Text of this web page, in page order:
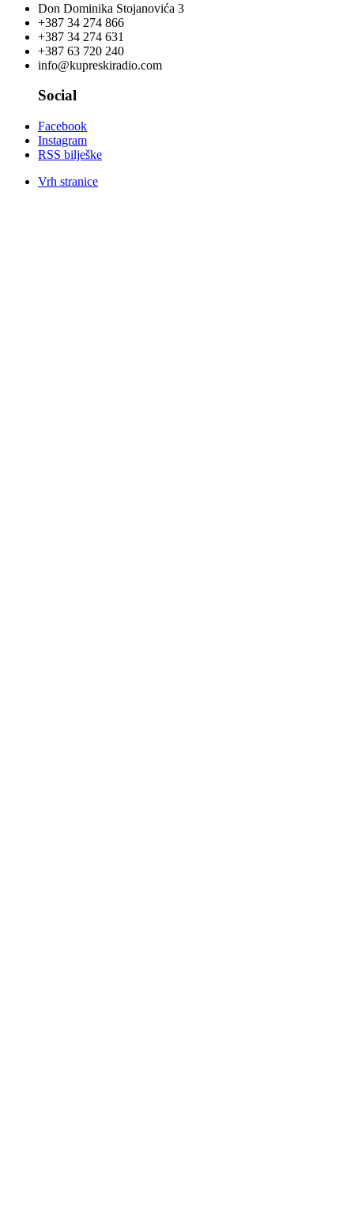
Don Dominika Stojanovića 3
+387 34 274 866
+387 34 274 631
+387 63 720 240
info@kupreskiradio.com
Social
Facebook
Instagram
RSS bilješke
Vrh stranice